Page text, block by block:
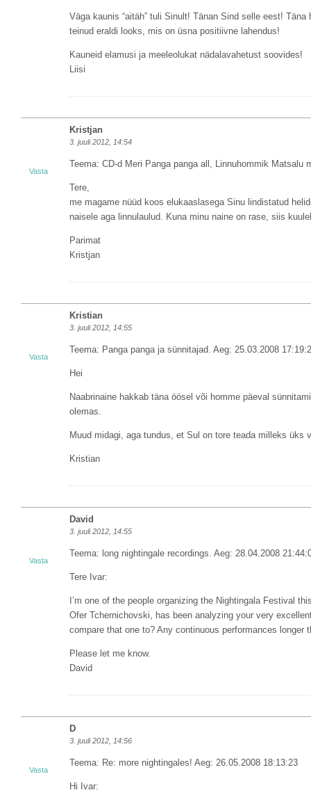
Väga kaunis “aitäh” tuli Sinult! Tänan Sind selle eest!
teinud eraldi looks, mis on üsna positiivne lahendus!
Kauneid elamusi ja meeleolukat nädalavahetust soovides!
Liisi
Kristjan
3. juuli 2012, 14:54
Teema: CD-d Meri Panga panga all, Linnuhommik Matsalu
Tere,
me magame nüüd koos elukaaslasega Sinu lindistatud
naisele aga linnulaulud. Kuna minu naine on rase, siis
Parimat
Kristjan
Vasta
Kristian
3. juuli 2012, 14:55
Teema: Panga panga ja sünnitajad. Aeg: 25.03.2008
Hei
Naabrinaine hakkab täna öösel või homme päeval
olemas.
Muud midagi, aga tundus, et Sul on tore teada milleks üks
Kristian
Vasta
David
3. juuli 2012, 14:55
Teema: long nightingale recordings. Aeg: 28.04.2008
Tere Ivar:
I’m one of the people organizing the Nightingala Festival
Ofer Tchernichovski, has been analyzing your very
compare that one to? Any continuous performances
Please let me know.
David
Vasta
D
3. juuli 2012, 14:56
Teema: Re: more nightingales! Aeg: 26.05.2008 18:13:23
Hi Ivar:
Vasta